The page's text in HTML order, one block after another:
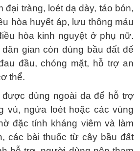
đại tràng, loét dạ dày, táo bón,
hòa huyết áp, lưu thông máu
hòa kinh nguyệt ở phụ nữ.
gian còn dùng bầu đất để
đầu, chóng mặt, hỗ trợ an
thể.
dùng ngoài da để hỗ trợ
vú, ngứa loét hoặc các vùng
đặc tính kháng viêm và làm
các bài thuốc từ cây bầu đất